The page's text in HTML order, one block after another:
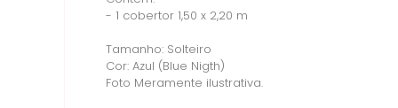
- 1 cobertor 1,50 x 2,20 m
Tamanho: Solteiro
Cor: Azul (Blue Nigth)
Foto Meramente ilustrativa.